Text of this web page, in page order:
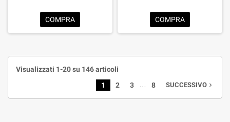
COMPRA COMPRA
Visualizzati 1-20 su 146 articoli
1
2 3 … 8 SUCCESSIVO navigate_next